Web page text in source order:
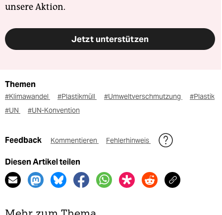
unsere Aktion.
Jetzt unterstützen
Themen
#Klimawandel #Plastikmüll #Umweltverschmutzung
#Plastik
#UN
#UN-Konvention
Feedback Kommentieren Fehlerhinweis
Diesen Artikel teilen